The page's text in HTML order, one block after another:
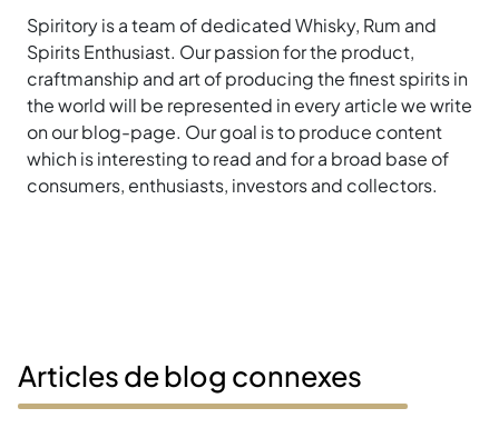
Spiritory is a team of dedicated Whisky, Rum and
Spirits Enthusiast. Our passion for the product,
craftmanship and art of producing the finest spirits in
the world will be represented in every article we write
on our blog-page. Our goal is to produce content
which is interesting to read and for a broad base of
consumers, enthusiasts, investors and collectors.
Articles de blog connexes